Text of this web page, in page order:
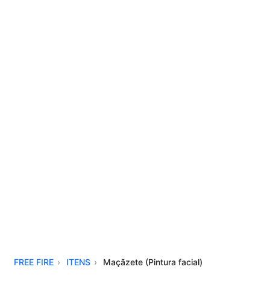
FREE FIRE ITENS Maçãzete (Pintura facial)